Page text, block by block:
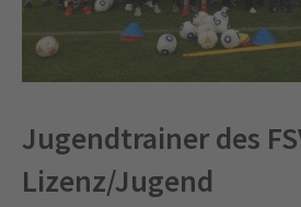
Jugendtrainer des
Lizenz/Jugend